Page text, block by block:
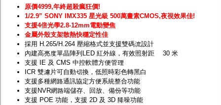
原價4999,年終超殺瘋狂價!
1/2.9” SONY IMX335 星光級 500萬畫素CMOS,夜視效果佳!
支援4倍光學2.8-12mm電動變焦
金屬外殼支架散熱快穩定性佳
採用 H.265/H.264 壓縮格式並支援雙碼流設計
內建高亮度單晶陣列LED 紅外線，有效照射距離 30 米
支援 IE 及 CMS 中控軟體方便管理
ICR 雙濾片可自動切換，低照時彩色轉黑白
支援多種網路通訊協定方便系統整合功能
支援NVR網路端儲存、回放、備份等功能
支援 POE 功能，支援 2D 及 3D 降噪功能